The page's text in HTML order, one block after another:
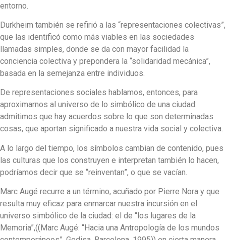
entorno.
Durkheim también se refirió a las “representaciones colectivas”,
que las identificó como más viables en las sociedades
llamadas simples, donde se da con mayor facilidad la
conciencia colectiva y prepondera la “solidaridad mecánica”,
basada en la semejanza entre individuos.
De representaciones sociales hablamos, entonces, para
aproximarnos al universo de lo simbólico de una ciudad:
admitimos que hay acuerdos sobre lo que son determinadas
cosas, que aportan significado a nuestra vida social y colectiva.
A lo largo del tiempo, los símbolos cambian de contenido, pues
las culturas que los construyen e interpretan también lo hacen,
podríamos decir que se “reinventan”, o que se vacían.
Marc Augé recurre a un término, acuñado por Pierre Nora y que
resulta muy eficaz para enmarcar nuestra incursión en el
universo simbólico de la ciudad: el de “los lugares de la
Memoria”,((Marc Augé: “Hacia una Antropología de los mundos